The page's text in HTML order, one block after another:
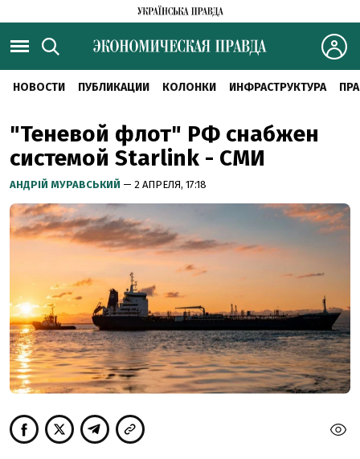
НОВОСТИ ПУБЛИКАЦИИ КОЛОНКИ ИНФРАСТРУКТУРА
"Теневой флот" РФ снабжен
системой Starlink - СМИ
АНДРІЙ МУРАВСЬКИЙ — 2 АПРЕЛЯ, 17:18